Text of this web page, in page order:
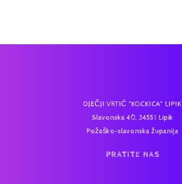
DJEČJI VRTIĆ “KOCKICA” LIPIK
Slavonska 40, 34551 Lipik
Požeško-slavonska županija
PRATITE NAS